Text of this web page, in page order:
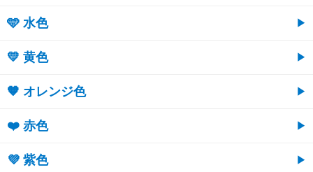
🩵 水色
💛 黄色
🧡 オレンジ色
❤️ 赤色
💜 紫色